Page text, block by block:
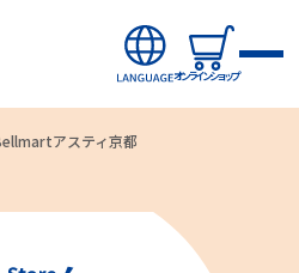
オンラインショップ
プから探す
アスティ京都
いただ